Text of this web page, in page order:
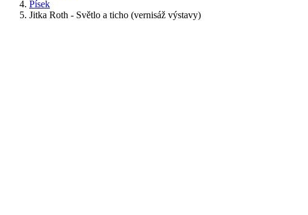
Písek
Jitka Roth - Světlo a ticho (vernisáž výstavy)